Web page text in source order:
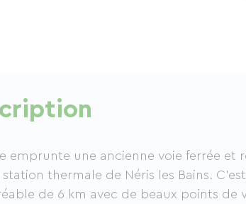
emprunte une ancienne voie ferrée et
thermale de Néris les Bains.
de 6 km avec de beaux points de